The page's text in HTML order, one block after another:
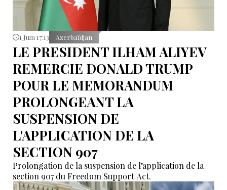
1 Juin 17:13 Azerbaïdjan
LE PRESIDENT ILHAM ALIYEV
REMERCIE DONALD TRUMP
POUR LE MEMORANDUM
PROLONGEANT LA
SUSPENSION DE
L'APPLICATION DE LA
SECTION 907
Prolongation de la suspension de l’application de la
section 907 du Freedom Support Act.